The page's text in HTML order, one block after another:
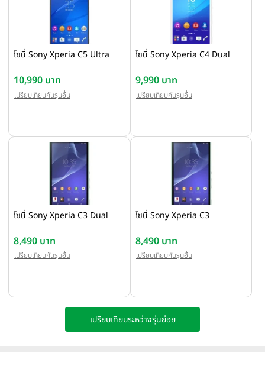
โซนี่ Sony Xperia C5 Ultra
10,990 บาท
เปรียบเทียบกับรุ่นอื่น
โซนี่ Sony Xperia C4 Dual
9,990 บาท
เปรียบเทียบกับรุ่นอื่น
โซนี่ Sony Xperia C3 Dual
8,490 บาท
เปรียบเทียบกับรุ่นอื่น
โซนี่ Sony Xperia C3
8,490 บาท
เปรียบเทียบกับรุ่นอื่น
เปรียบเทียบระหว่างรุ่นย่อย